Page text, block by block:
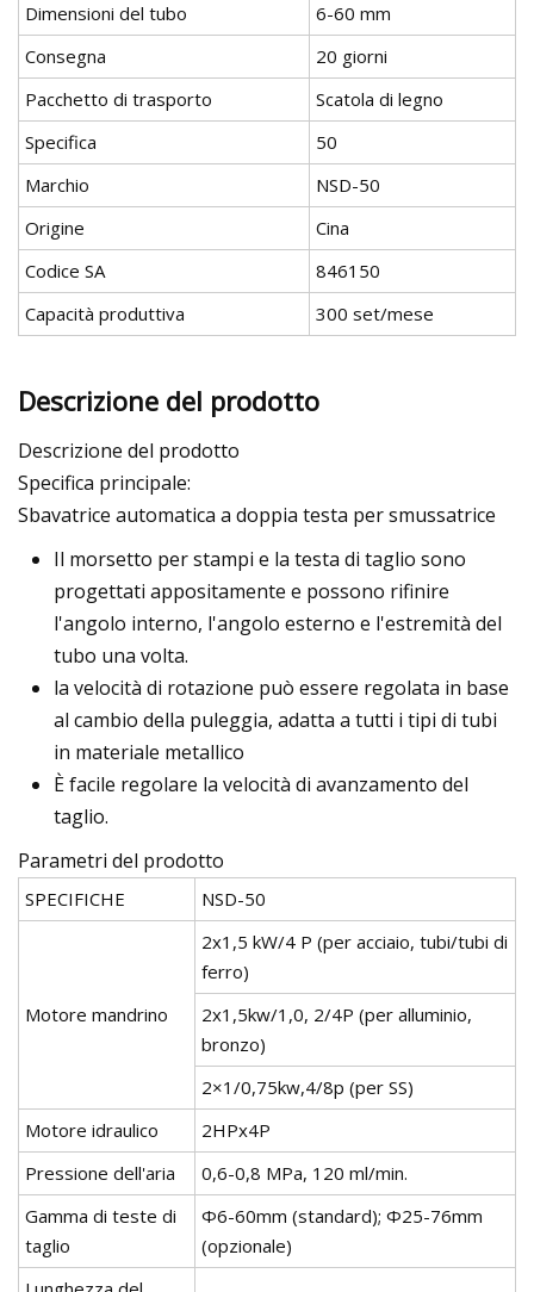
Dimensioni del tubo
6-60 mm
Consegna
20 giorni
Pacchetto di trasporto
Scatola di legno
Specifica
50
Marchio
NSD-50
Origine
Cina
Codice SA
846150
Capacità produttiva
300 set/mese
Descrizione del prodotto
Descrizione del prodotto
Specifica principale:
Sbavatrice automatica a doppia testa per smussatrice
Il morsetto per stampi e la testa di taglio sono
progettati appositamente e possono rifinire
l'angolo interno, l'angolo esterno e l'estremità del
tubo una volta.
la velocità di rotazione può essere regolata in base
al cambio della puleggia, adatta a tutti i tipi di tubi
in materiale metallico
È facile regolare la velocità di avanzamento del
taglio.
Parametri del prodotto
SPECIFICHE NSD-50
Motore mandrino
2x1,5 kW/4 P (per acciaio, tubi/tubi di
ferro)
2x1,5kw/1,0, 2/4P (per alluminio,
bronzo)
2×1/0,75kw,4/8p (per SS)
Motore idraulico
2HPx4P
Pressione dell'aria
0,6-0,8 MPa, 120 ml/min.
Gamma di teste di
taglio
Φ6-60mm (standard); Φ25-76mm
(opzionale)